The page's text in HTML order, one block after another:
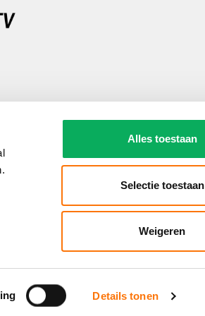
Details tonen
Alles toestaan
Selectie toestaan
Weigeren